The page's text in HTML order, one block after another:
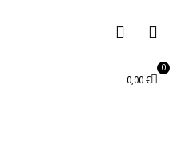
0,00€
0